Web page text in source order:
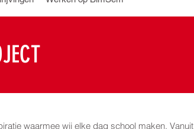
waarmee wij elke dag school maken. Vanuit